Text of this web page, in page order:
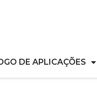
DE APLICAÇÕES